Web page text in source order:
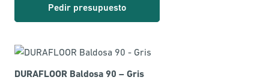
Pedir presupuesto
DURAFLOOR Baldosa 90 – Gris